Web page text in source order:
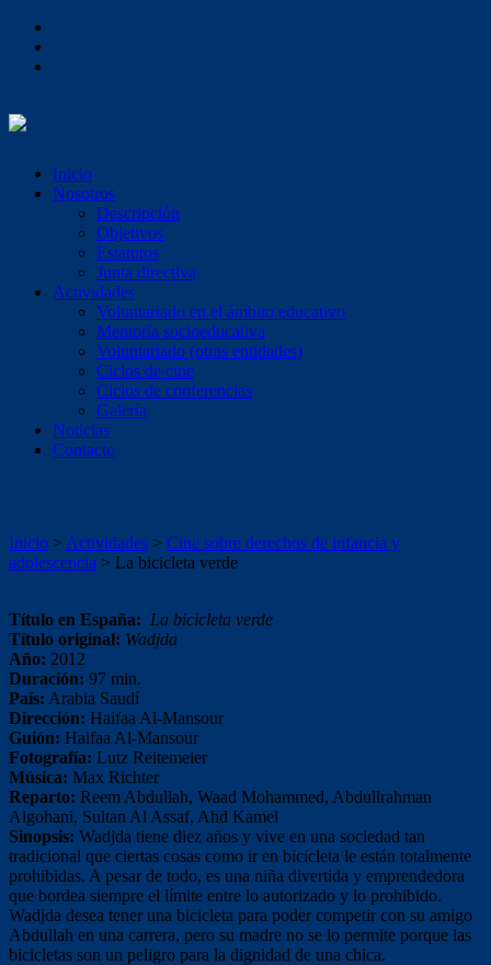
Inicio
Nosotros
Descripción
Objetivos
Estatutos
Junta directiva
Actividades
Voluntariado en el ámbito educativo
Mentoría socioeducativa
Voluntariado (otras entidades)
Ciclos de cine
Ciclos de conferencias
Galería
Noticias
Contacto
Inicio > Actividades > Cine sobre derechos de infancia y
adolescencia > La bicicleta verde
Título en España: La bicicleta verde
Título original: Wadjda
Año: 2012
Duración: 97 min.
País: Arabia Saudí
Dirección: Haifaa Al-Mansour
Guión: Haifaa Al-Mansour
Fotografía: Lutz Reitemeier
Música: Max Richter
Reparto: Reem Abdullah, Waad Mohammed, Abdullrahman
Algohani, Sultan Al Assaf, Ahd Kamel
Sinopsis: Wadjda tiene diez años y vive en una sociedad tan
tradicional que ciertas cosas como ir en bicicleta le están totalmente
prohibidas. A pesar de todo, es una niña divertida y emprendedora
que bordea siempre el límite entre lo autorizado y lo prohibido.
Wadjda desea tener una bicicleta para poder competir con su amigo
Abdullah en una carrera, pero su madre no se lo permite porque las
bicicletas son un peligro para la dignidad de una chica.